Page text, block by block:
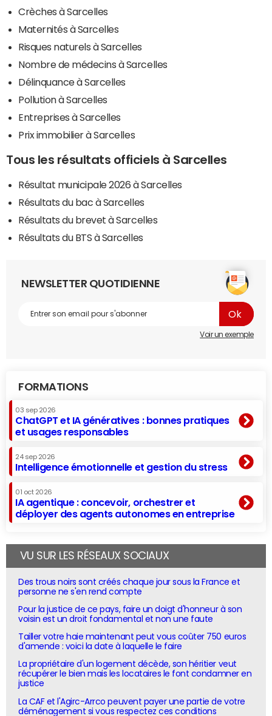
Crèches à Sarcelles
Maternités à Sarcelles
Risques naturels à Sarcelles
Nombre de médecins à Sarcelles
Délinquance à Sarcelles
Pollution à Sarcelles
Entreprises à Sarcelles
Prix immobilier à Sarcelles
Tous les résultats officiels à Sarcelles
Résultat municipale 2026 à Sarcelles
Résultats du bac à Sarcelles
Résultats du brevet à Sarcelles
Résultats du BTS à Sarcelles
NEWSLETTER QUOTIDIENNE
Voir un exemple
FORMATIONS
03 sep 2026
ChatGPT et IA génératives : bonnes pratiques
et usages responsables
24 sep 2026
Intelligence émotionnelle et gestion du stress
01 oct 2026
IA agentique : concevoir, orchestrer et
déployer des agents autonomes en entreprise
VU SUR LES RÉSEAUX SOCIAUX
Des trous noirs sont créés chaque jour sous la France et
personne ne s'en rend compte
Pour la justice de ce pays, faire un doigt d'honneur à son
voisin est un droit fondamental et non une faute
Tailler votre haie maintenant peut vous coûter 750 euros
d'amende : voici la date à laquelle le faire
La propriétaire d'un logement décède, son héritier veut
récupérer le bien mais les locataires le font condamner en
justice
La CAF et l'Agirc-Arrco peuvent payer une partie de votre
déménagement si vous respectez ces conditions